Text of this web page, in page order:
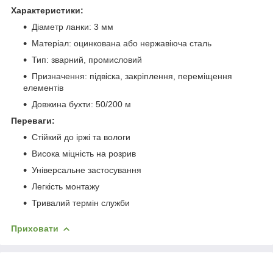
Характеристики:
Діаметр ланки: 3 мм
Матеріал: оцинкована або нержавіюча сталь
Тип: зварний, промисловий
Призначення: підвіска, закріплення, переміщення
елементів
Довжина бухти: 50/200 м
Переваги:
Стійкий до іржі та вологи
Висока міцність на розрив
Універсальне застосування
Легкість монтажу
Тривалий термін служби
Приховати